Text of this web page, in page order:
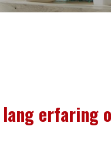
erfaring